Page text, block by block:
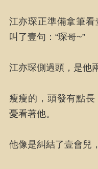
江亦琛正準備拿筆
叫了壹句：“琛哥~”
江亦琛側過頭，是他
瘦瘦的，頭發有點
憂看著他。
他像是糾結了壹會兒